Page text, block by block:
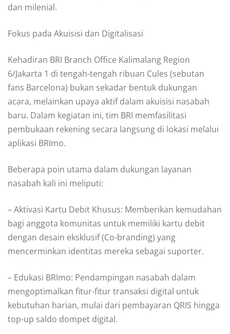
dan milenial.
Fokus pada Akuisisi dan Digitalisasi
Kehadiran BRI Branch Office Kalimalang Region
6/Jakarta 1 di tengah-tengah ribuan Cules (sebutan
fans Barcelona) bukan sekadar bentuk dukungan
acara, melainkan upaya aktif dalam akuisisi nasabah
baru. Dalam kegiatan ini, tim BRI memfasilitasi
pembukaan rekening secara langsung di lokasi melalui
aplikasi BRImo.
Beberapa poin utama dalam dukungan layanan
nasabah kali ini meliputi:
– Aktivasi Kartu Debit Khusus: Memberikan kemudahan
bagi anggota komunitas untuk memiliki kartu debit
dengan desain eksklusif (Co-branding) yang
mencerminkan identitas mereka sebagai suporter.
– Edukasi BRImo: Pendampingan nasabah dalam
mengoptimalkan fitur-fitur transaksi digital untuk
kebutuhan harian, mulai dari pembayaran QRIS hingga
top-up saldo dompet digital.